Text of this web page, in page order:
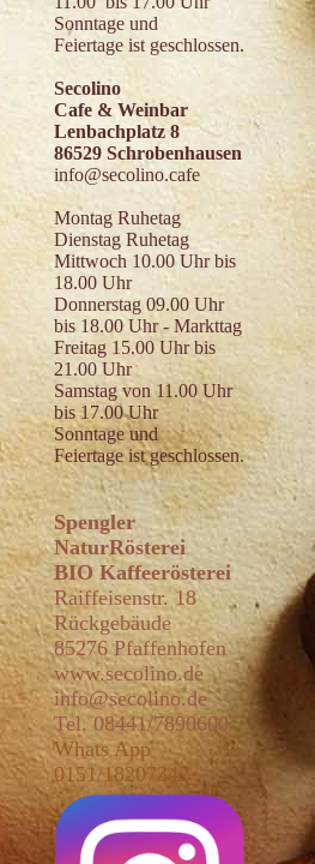
Sonntage und
Feiertage ist geschlossen.
Secolino
Cafe & Weinbar
Lenbachplatz 8
86529 Schrobenhausen
info@secolino.cafe
Montag Ruhetag
Dienstag Ruhetag
Mittwoch 10.00 Uhr bis
18.00 Uhr
Donnerstag 09.00 Uhr
bis 18.00 Uhr - Markttag
Freitag 15.00 Uhr bis
21.00 Uhr
Samstag von 11.00 Uhr
bis 17.00 Uhr
Sonntage und
Feiertage ist geschlossen.
Spengler
NaturRösterei
BIO Kaffeerösterei
Raiffeisenstr. 18
Rückgebäude
85276 Pfaffenhofen
www.secolino.de
info@secolino.de
Tel. 08441/7890600
Whats App
0151/18207342